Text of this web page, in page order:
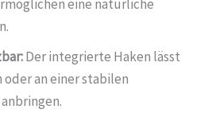
eine natürliche
Der integrierte Haken lässt
oder an einer stabilen